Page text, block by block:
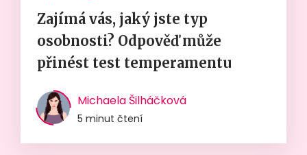
Zajímá vás, jaký jste typ
osobnosti? Odpověď může
přinést test temperamentu
Michaela Šilháčková
5 minut čtení